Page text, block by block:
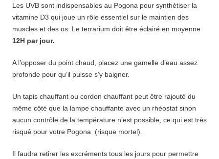
Les UVB sont indispensables au Pogona pour synthétiser la
vitamine D3 qui joue un rôle essentiel sur le maintien des
muscles et des os. Le terrarium doit être éclairé en moyenne
12H par jour.
A l’opposer du point chaud, placez une gamelle d’eau assez
profonde pour qu’il puisse s’y baigner.
Un tapis chauffant ou cordon chauffant peut être rajouté du
même côté que la lampe chauffante avec un rhéostat sinon
aucun contrôle de la température n’est possible, ce qui est très
risqué pour votre Pogona (risque mortel).
Il faudra retirer les excréments tous les jours pour permettre